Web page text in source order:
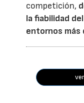
competición,
la fiabilidad
entornos